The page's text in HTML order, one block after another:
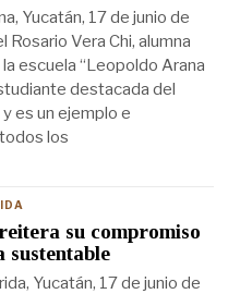
Yucatán, 17 de junio de
Vera Chi, alumna
escuela “Leopoldo Arana
destacada del
es un ejemplo e
los
su compromiso
sustentable
Yucatán, 17 de junio de